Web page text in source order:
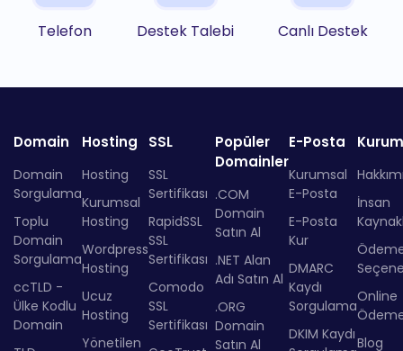
Telefon Destek Talebi Canlı Destek
Domain
Domain
Sorgulama
Toplu
Domain
Sorgulama
ccTLD -
Ülke Kodlu
Domain
Hosting
Hosting
Kurumsal
Hosting
Wordpress
Hosting
Ucuz
Hosting
Yönetilen
SSL
SSL
Sertifikası
RapidSSL
SSL
Sertifikası
Comodo
SSL
Sertifikası
Popüler
Domainler
.COM
Domain
Satın Al
.NET Alan
Adı Satın Al
.ORG
Domain
Satın Al
E-Posta
Kurumsal
E-Posta
E-Posta
Kur
DMARC
Kaydı
Sorgulama
DKIM Kaydı
İnsan
Online
Blog